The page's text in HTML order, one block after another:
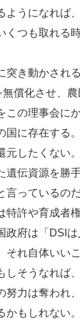
ようになれば
くつも取れる
き動かされ
償化させ、農
の理事会に
に存在する
元したくない
遺伝資源を勝
言っているの
特許や育成者
政府は「DSI
それ自体いい
しそうなれば
努力は奪われ
かもしれない